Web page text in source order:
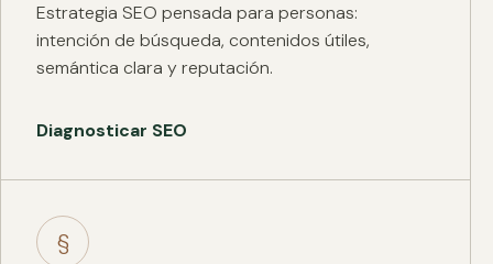
Estrategia SEO pensada para personas:
intención de búsqueda, contenidos útiles,
semántica clara y reputación.
Diagnosticar SEO
§